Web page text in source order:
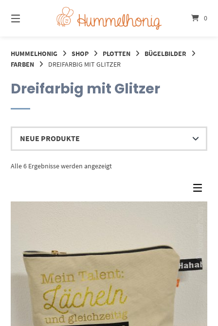
zum
Inhalt
0
HUMMELHONIG SHOP PLOTTEN
BÜGELBILDER
FARBEN
DREIFARBIG MIT GLITZER
Dreifarbig mit Glitzer
Alle 6 Ergebnisse werden angezeigtNach